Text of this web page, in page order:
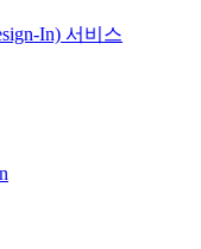
In) 서비스